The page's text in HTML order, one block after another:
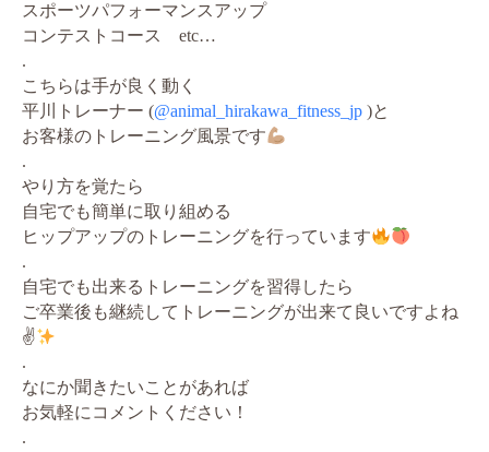
スポーツパフォーマンスアップ
コンテストコース etc…
.
こちらは手が良く動く
平川トレーナー (@animal_hirakawa_fitness_jp )と
お客様のトレーニング風景です
.
やり方を覚たら
自宅でも簡単に取り組める
ヒップアップのトレーニングを行っています
.
自宅でも出来るトレーニングを習得したら
ご卒業後も継続してトレーニングが出来て良いですよね
✌
.
なにか聞きたいことがあれば
お気軽にコメントください！
.